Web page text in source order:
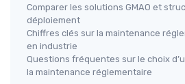
Comparer les solutions GMAO et
déploiement
Chiffres clés sur la maintenance
en industrie
Questions fréquentes sur le choix
la maintenance réglementaire